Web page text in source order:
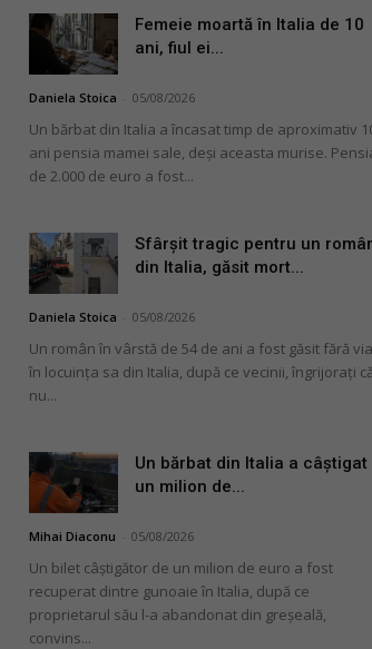
Femeie moartă în Italia de 10
ani, fiul ei...
Daniela Stoica 05/08/2026
Un bărbat din Italia a încasat timp de aproximativ
ani pensia mamei sale, deși aceasta murise.
de 2.000 de euro a fost...
Sfârșit tragic pentru un
din Italia, găsit mort...
Daniela Stoica 05/08/2026
Un român în vârstă de 54 de ani a fost găsit fără
în locuința sa din Italia, după ce vecinii, îngrijorați că
nu...
Un bărbat din Italia a câștigat
un milion de...
Mihai Diaconu 05/08/2026
Un bilet câștigător de un milion de euro a fost
recuperat dintre gunoaie în Italia, după ce
proprietarul său l-a abandonat din greșeală,
convins...